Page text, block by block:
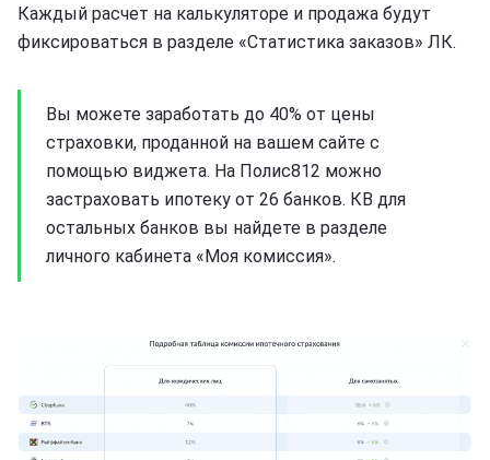
Каждый расчет на калькуляторе и продажа будут
фиксироваться в разделе «Статистика заказов» ЛК.
Вы можете заработать до 40% от цены
страховки, проданной на вашем сайте с
помощью виджета. На Полис812 можно
застраховать ипотеку от 26 банков. КВ для
остальных банков вы найдете в разделе
личного кабинета «Моя комиссия».